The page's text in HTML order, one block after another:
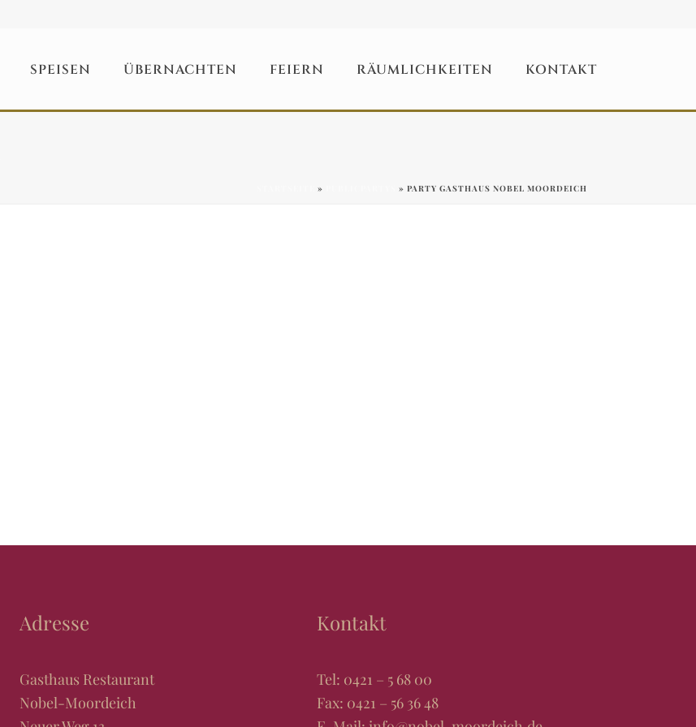
SPEISEN ÜBERNACHTEN FEIERN RÄUMLICHKEITEN KONTAKT
» » PARTY GASTHAUS NOBEL MOORDEICH
Adresse
Gasthaus Restaurant
Nobel-Moordeich
Kontakt
Tel: 0421 – 5 68 00
Fax: 0421 – 56 36 48